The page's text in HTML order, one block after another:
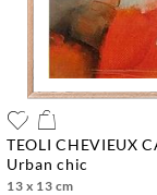
TEOLI CHEVIEUX
urban chic
13 x 13 cm